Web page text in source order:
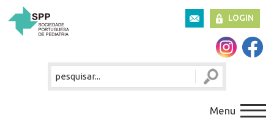
LOGIN
Menu